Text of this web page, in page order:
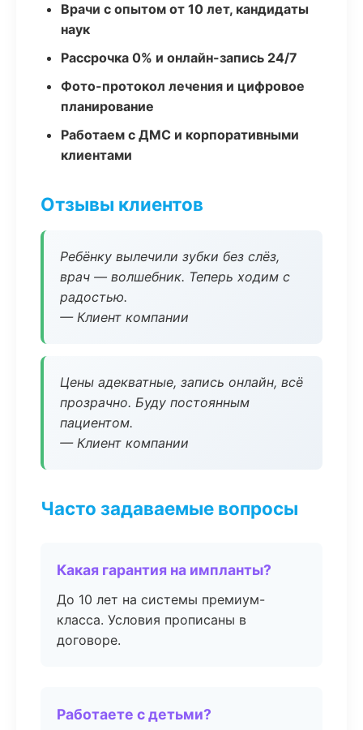
Врачи с опытом от 10 лет, кандидаты
наук
Рассрочка 0% и онлайн-запись 24/7
Фото-протокол лечения и цифровое
планирование
Работаем с ДМС и корпоративными
клиентами
Отзывы клиентов
Ребёнку вылечили зубки без слёз,
врач — волшебник. Теперь ходим с
радостью.
— Клиент компании
Цены адекватные, запись онлайн, всё
прозрачно. Буду постоянным
пациентом.
— Клиент компании
Часто задаваемые вопросы
Какая гарантия на импланты?
До 10 лет на системы премиум-
класса. Условия прописаны в
договоре.
Работаете с детьми?